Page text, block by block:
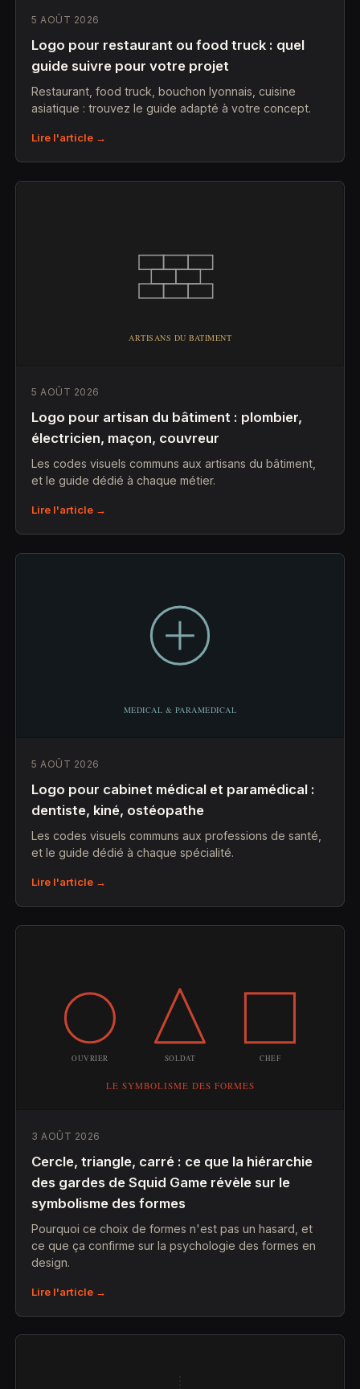
5 AOÛT 2026
Logo pour restaurant ou food truck : quel
guide suivre pour votre projet
Restaurant, food truck, bouchon lyonnais, cuisine
asiatique : trouvez le guide adapté à votre concept.
Lire l'article →
5 AOÛT 2026
Logo pour artisan du bâtiment : plombier,
électricien, maçon, couvreur
Les codes visuels communs aux artisans du bâtiment,
et le guide dédié à chaque métier.
Lire l'article →
5 AOÛT 2026
Logo pour cabinet médical et paramédical :
dentiste, kiné, ostéopathe
Les codes visuels communs aux professions de santé,
et le guide dédié à chaque spécialité.
Lire l'article →
3 AOÛT 2026
Cercle, triangle, carré : ce que la hiérarchie
des gardes de Squid Game révèle sur le
symbolisme des formes
Pourquoi ce choix de formes n'est pas un hasard, et
ce que ça confirme sur la psychologie des formes en
design.
Lire l'article →